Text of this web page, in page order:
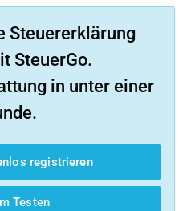
Steuererklärung
SteuerGo.
in unter einer
registrieren
Testen